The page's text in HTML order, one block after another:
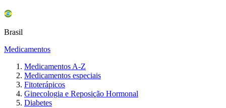
Brasil
Medicamentos
Medicamentos A-Z
Medicamentos especiais
Fitoterápicos
Ginecologia e Reposição Hormonal
Diabetes